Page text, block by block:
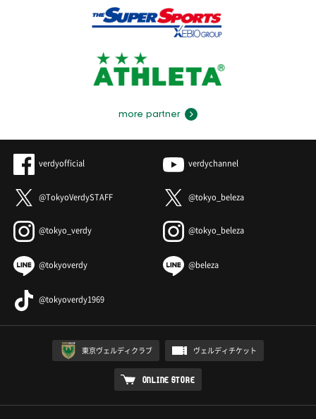
more partner
verdyofficial verdychannel
@TokyoVerdySTAFF @tokyo_beleza
@tokyo_verdy @tokyo_beleza
@tokyoverdy @beleza
@tokyoverdy1969
東京ヴェルディクラブ ヴェルディチケット
ONLINE STORE